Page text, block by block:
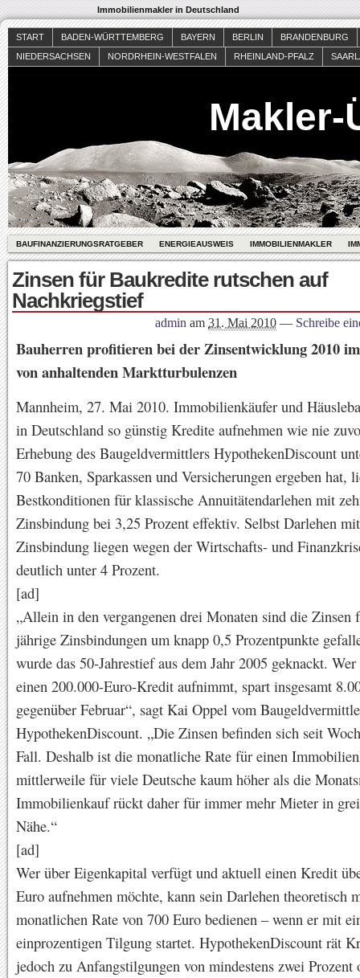
Immobilienmakler in Deutschland
START BADEN-WÜRTTEMBERG BAYERN BERLIN
BRANDENBURG
NIEDERSACHSEN
NORDRHEIN-WESTFALEN RHEINLAND-PFALZ
Makler-
BAUFINANZIERUNGSRATGEBER ENERGIEAUSWEIS IMMOBILIENMAKLER
Zinsen für Baukredite rutschen auf
Nachkriegstief
admin am 31. Mai 2010 — Schreibe
Bauherren profitieren bei der Zinsentwicklung 2010
von anhaltenden Marktturbulenzen
Mannheim, 27. Mai 2010. Immobilienkäufer und
in Deutschland so günstig Kredite aufnehmen wie nie
Erhebung des Baugeldvermittlers HypothekenDiscount
70 Banken, Sparkassen und Versicherungen ergeben hat,
Bestkonditionen für klassische Annuitätendarlehen mit
Zinsbindung bei 3,25 Prozent effektiv. Selbst Darlehen
Zinsbindung liegen wegen der Wirtschafts- und
deutlich unter 4 Prozent.
[ad]
„Allein in den vergangenen drei Monaten sind die Zinsen
jährige Zinsbindungen um knapp 0,5 Prozentpunkte
wurde das 50-Jahrestief aus dem Jahr 2005 geknackt.
einen 200.000-Euro-Kredit aufnimmt, spart insgesamt
gegenüber Februar“, sagt Kai Oppel vom
HypothekenDiscount. „Die Zinsen befinden sich seit
Fall. Deshalb ist die monatliche Rate für einen
mittlerweile für viele Deutsche kaum höher als die
Immobilienkauf rückt daher für immer mehr Mieter in
Nähe.“
[ad]
Wer über Eigenkapital verfügt und aktuell einen Kredit
Euro aufnehmen möchte, kann sein Darlehen theoretisch
monatlichen Rate von 700 Euro bedienen – wenn er mit
einprozentigen Tilgung startet. HypothekenDiscount rät
jedoch zu Anfangstilgungen von mindestens zwei Prozent